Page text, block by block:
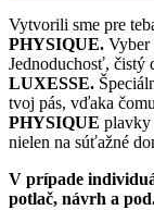
Vytvorili sme pre
PHYSIQUE. Vyber
Jednoduchosť, čistý
LUXESSE.
tvoj pás, vďaka
PHYSIQUE plavky
nielen na súťažné
V prípade
potlač, návrh a